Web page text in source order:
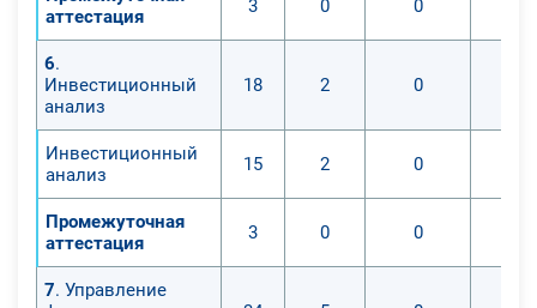
аттестация
3 0 0
6.
Инвестиционный
анализ
18 2 0
Инвестиционный
анализ
15 2 0
Промежуточная
аттестация
3 0 0
7. Управление